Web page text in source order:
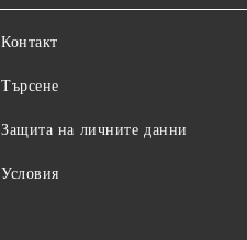
Контакт
Търсене
Защита на личните данни
Условия